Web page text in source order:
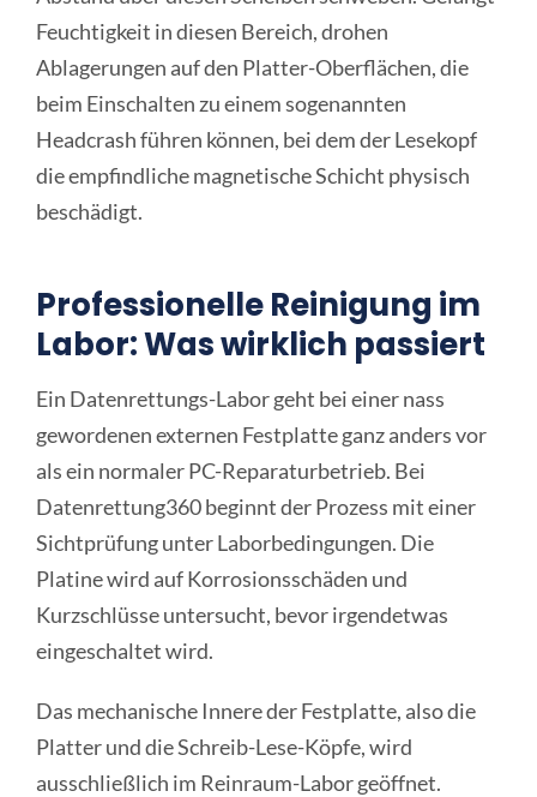
Feuchtigkeit in diesen Bereich, drohen
Ablagerungen auf den Platter-Oberflächen, die
beim Einschalten zu einem sogenannten
Headcrash führen können, bei dem der Lesekopf
die empfindliche magnetische Schicht physisch
beschädigt.
Professionelle Reinigung im
Labor: Was wirklich passiert
Ein Datenrettungs-Labor geht bei einer nass
gewordenen externen Festplatte ganz anders vor
als ein normaler PC-Reparaturbetrieb. Bei
Datenrettung360 beginnt der Prozess mit einer
Sichtprüfung unter Laborbedingungen. Die
Platine wird auf Korrosionsschäden und
Kurzschlüsse untersucht, bevor irgendetwas
eingeschaltet wird.
Das mechanische Innere der Festplatte, also die
Platter und die Schreib-Lese-Köpfe, wird
ausschließlich im Reinraum-Labor geöffnet.